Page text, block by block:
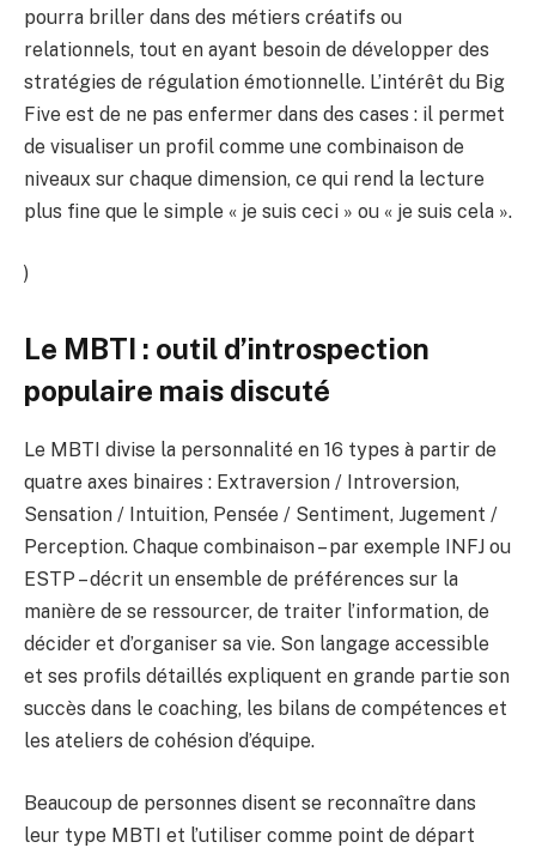
pourra briller dans des métiers créatifs ou
relationnels, tout en ayant besoin de développer des
stratégies de régulation émotionnelle. L’intérêt du Big
Five est de ne pas enfermer dans des cases : il permet
de visualiser un profil comme une combinaison de
niveaux sur chaque dimension, ce qui rend la lecture
plus fine que le simple « je suis ceci » ou « je suis cela ».
)
Le MBTI : outil d’introspection
populaire mais discuté
Le MBTI divise la personnalité en 16 types à partir de
quatre axes binaires : Extraversion / Introversion,
Sensation / Intuition, Pensée / Sentiment, Jugement /
Perception. Chaque combinaison – par exemple INFJ ou
ESTP – décrit un ensemble de préférences sur la
manière de se ressourcer, de traiter l’information, de
décider et d’organiser sa vie. Son langage accessible
et ses profils détaillés expliquent en grande partie son
succès dans le coaching, les bilans de compétences et
les ateliers de cohésion d’équipe.
Beaucoup de personnes disent se reconnaître dans
leur type MBTI et l’utiliser comme point de départ